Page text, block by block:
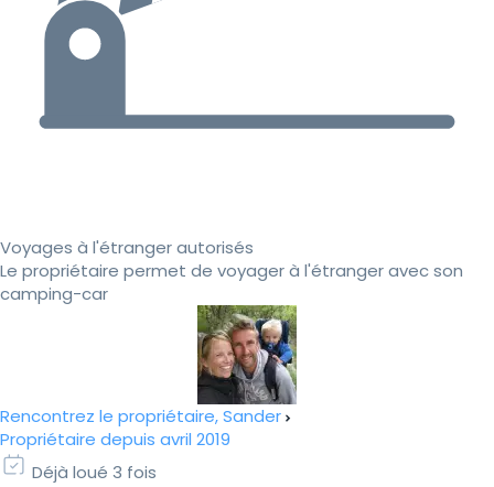
Voyages à l'étranger autorisés
Le propriétaire permet de voyager à l'étranger avec son
camping-car
Rencontrez le propriétaire, Sander
Propriétaire depuis avril 2019
Déjà loué 3 fois